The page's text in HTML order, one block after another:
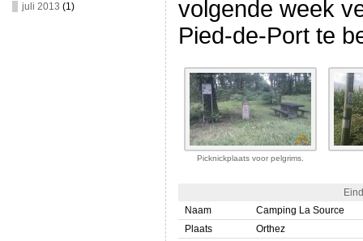
juli 2013 (1)
volgende week
Pied-de-Port te
Picknickplaats voor pelgrims.
Naam
Camping La Source
Plaats
Orthez